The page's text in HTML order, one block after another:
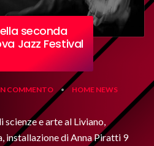
seconda
Jazz Festival
COMMENTO • HOME NEWS
e arte al Liviano,
installazione di Anna Piratti 9